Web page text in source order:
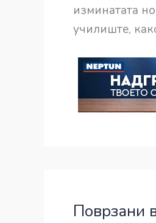
изминатата
училиште,
Поврзани